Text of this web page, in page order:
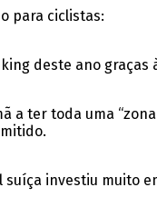
para ciclistas:
deste ano
a ter toda uma
suíça investiu muito